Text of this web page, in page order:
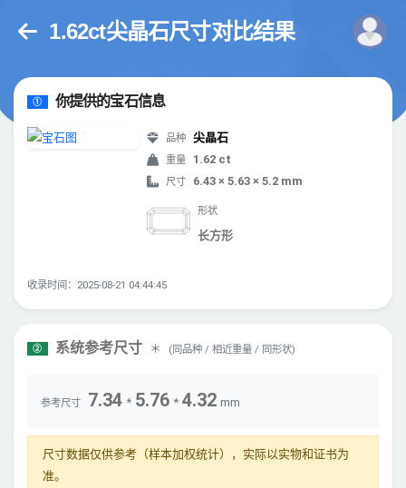
1.62ct尖晶石尺寸对比结果
① 你提供的宝石信息
品种 尖晶石
重量 1.62 ct
尺寸 6.43 × 5.63 × 5.2 mm
形状
长方形
收录时间：2025-08-21 04:44:45
② 系统参考尺寸 ＊ (同品种 / 相近重量 / 同形状)
参考尺寸 7.34 * 5.76 * 4.32 mm
尺寸数据仅供参考（样本加权统计），实际以实物和证书为
准。